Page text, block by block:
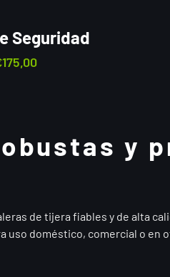
Seguridad
175,00
y
de tijera fiables y de alta
uso doméstico, comercial o en